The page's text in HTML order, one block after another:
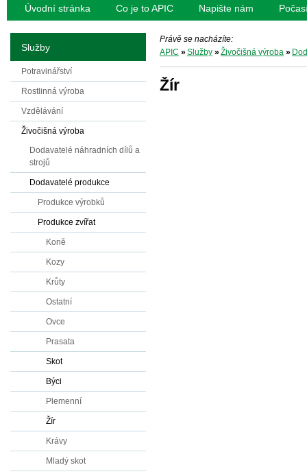
Úvodní stránka Co je to APIC Napište nám
Právě se nacházíte:
APIC » Služby » Živočišná výroba »
Žír
Služby
Potravinářství
Rostlinná výroba
Vzdělávání
Živočišná výroba
Dodavatelé náhradních dílů a
strojů
Dodavatelé produkce
Produkce výrobků
Produkce zvířat
Koně
Kozy
Krůty
Ostatní
Ovce
Prasata
Skot
Býci
Plemenní
Žír
Krávy
Mladý skot